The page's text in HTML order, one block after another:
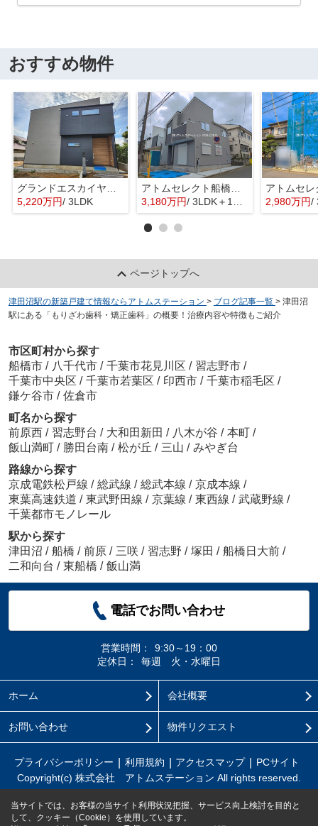
おすすめ物件
グランドエスカイヤー二宮１丁目 ３号地
5,220万円/ 3LDK
アトムセレクト船橋市八木が谷109 2棟 1号棟
3,180万円/ 3LDK＋1S(納戸) 2,980万円/
ページトップへ
津田沼駅の新築戸建て情報ならアトムステーション > ブログ記事一覧 > 津田沼
駅にある「もりざわ歯科・矯正歯科」の概要！治療内容や特徴もご紹介
市区町村から探す
船橋市 / 八千代市 / 千葉市花見川区 / 習志野市 /
千葉市中央区 / 千葉市若葉区 / 印西市 / 千葉市稲毛区 /
鎌ケ谷市 / 佐倉市
町名から探す
前原西 / 習志野台 / 大和田新田 / 八木が谷 / 本町 /
飯山満町 / 勝田台南 / 松が丘 / 三山 / みやぎ台
路線から探す
京成電鉄松戸線 / 総武線 / 総武本線 / 京成本線 /
東葉高速鉄道 / 東武野田線 / 京葉線 / 東西線 / 武蔵野線 /
千葉都市モノレール
駅から探す
津田沼 / 船橋 / 前原 / 三咲 / 習志野 / 塚田 / 船橋日大前 /
二和向台 / 東船橋 / 飯山満
電話でお問い合わせ
営業時間：
9:30～19：00
定休日：
毎週 火・水曜日
ホーム 会社概要
お問い合わせ 物件リクエスト
プライバシーポリシー 利用規約 アクセスマップ
PCサイト
Copyright(c) 株式会社 アトムステーション All rights reserved.
当サイトでは、お客様の当サイト利用状況把握、サービス向上検討を目的と
して、クッキー（Cookie）を使用しています。